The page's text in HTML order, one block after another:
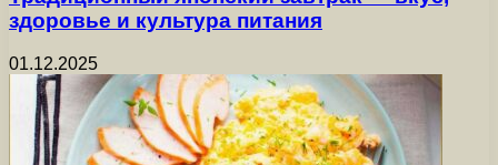
здоровье и культура питания
01.12.2025